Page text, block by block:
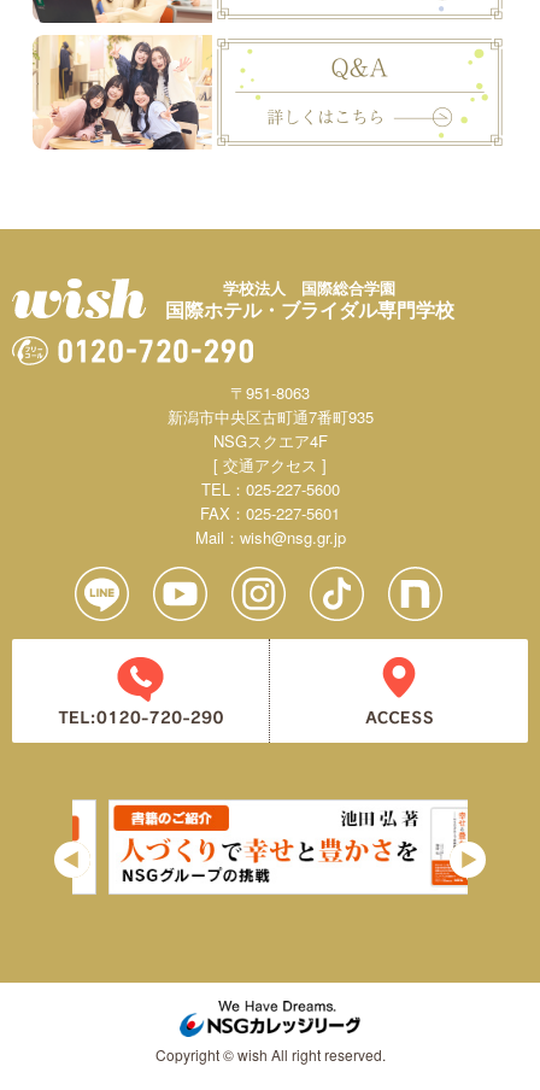
学校法人 国際総合学園
国際ホテル・ブライダル専門学校
〒951-8063
新潟市中央区古町通7番町935
NSGスクエア4F
[ 交通アクセス ]
TEL：025-227-5600
FAX：025-227-5601
Mail： wish@nsg.gr.jp
Copyright © wish All right reserved.